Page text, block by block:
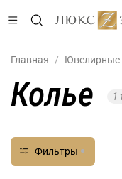
Главная Ювелирные
Колье 1
Фильтры